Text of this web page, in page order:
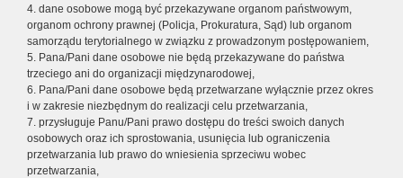
4. dane osobowe mogą być przekazywane organom państwowym,
organom ochrony prawnej (Policja, Prokuratura, Sąd) lub organom
samorządu terytorialnego w związku z prowadzonym postępowaniem,
5. Pana/Pani dane osobowe nie będą przekazywane do państwa
trzeciego ani do organizacji międzynarodowej,
6. Pana/Pani dane osobowe będą przetwarzane wyłącznie przez okres
i w zakresie niezbędnym do realizacji celu przetwarzania,
7. przysługuje Panu/Pani prawo dostępu do treści swoich danych
osobowych oraz ich sprostowania, usunięcia lub ograniczenia
przetwarzania lub prawo do wniesienia sprzeciwu wobec
przetwarzania,